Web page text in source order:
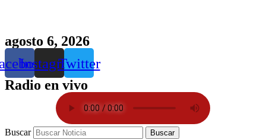
agosto 6, 2026
InstagramTwitter
Radio en vivo
Buscar Buscar